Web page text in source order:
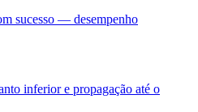
sucesso — desempenho
inferior e propagação até o